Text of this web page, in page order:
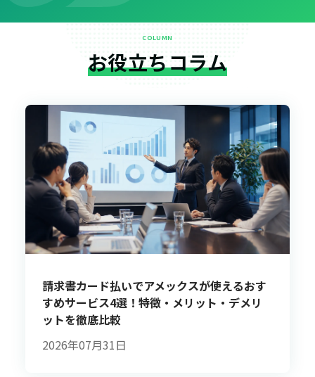
COLUMN
お役立ちコラム
請求書カード払いでアメックスが使えるおす
すめサービス4選！特徴・メリット・デメリ
ットを徹底比較
2026年07月31日